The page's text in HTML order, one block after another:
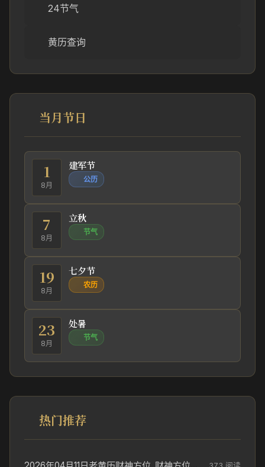
24节气
黄历查询
当月节日
1
8月
建军节
公历
7
8月
立秋
节气
19
8月
七夕节
农历
23
8月
处暑
节气
热门推荐